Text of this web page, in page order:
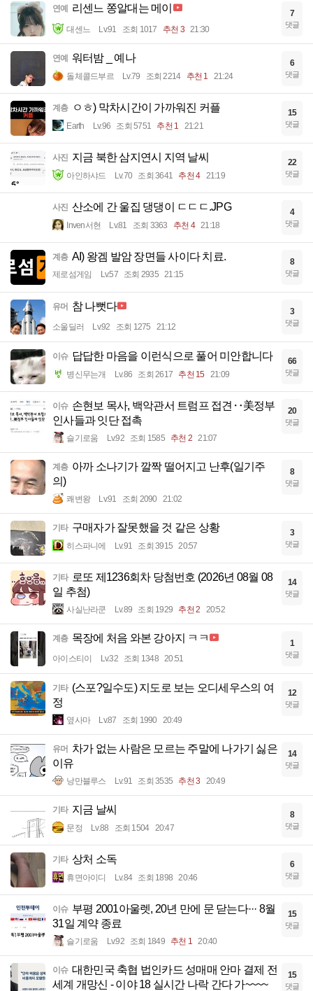
연예 리센느 쫑알대는 메이
대센느 Lv.91 조회 1017 추천 3 21:30
7
댓글
연예 워터밤 _ 예나
돌체콜드부르 Lv.79 조회 2214 추천 1 21:24
6
댓글
계층 ㅇㅎ) 막차시간이 가까워진 커플
Earth Lv.96 조회 5751 추천 1 21:21
15
댓글
사진 지금 북한 삼지연시 지역 날씨
아인하샤드 Lv.70 조회 3641 추천 4 21:19
22
댓글
사진 산소에 간 울집 댕댕이 ㄷㄷㄷ.JPG
Inven서현 Lv.81 조회 3363 추천 4 21:18
4
댓글
계층 AI) 왕겜 발암 장면들 사이다 치료.
제로섬게임 Lv.57 조회 2935 21:15
8
댓글
유머 참 나뻣다
소울딜러 Lv.92 조회 1275 21:12
3
댓글
이슈 답답한 마음을 이런식으로 풀어 미안합니다
병신무는개 Lv.86 조회 2617 추천 15 21:09
66
댓글
이슈 손현보 목사, 백악관서 트럼프 접견‥美정부
인사들과 잇단 접촉
슬기로움 Lv.92 조회 1585 추천 2 21:07
20
댓글
계층 아까 소나기가 깔짝 떨어지고 난후(일기주
의)
쾌변왕 Lv.91 조회 2090 21:02
8
댓글
기타 구매자가 잘못했을 것 같은 상황
히스파니에 Lv.91 조회 3915 20:57
3
댓글
기타 로또 제1236회차 당첨번호 (2026년 08월 08
일 추첨)
사실난라쿤 Lv.89 조회 1929 추천 2 20:52
14
댓글
계층 목장에 처음 와본 강아지 ㅋㅋ
아이스티이 Lv.32 조회 1348 20:51
1
댓글
기타 (스포?일수도) 지도로 보는 오디세우스의 여
정
옆사마 Lv.87 조회 1990 20:49
12
댓글
유머 차가 없는 사람은 모르는 주말에 나가기 싫은
이유
낭만블루스 Lv.91 조회 3535 추천 3 20:49
14
댓글
기타 지금 날씨
문정 Lv.88 조회 1504 20:47
8
댓글
기타 상처 소독
휴면아이디 Lv.84 조회 1898 20:46
6
댓글
이슈 부평 2001아울렛, 20년 만에 문 닫는다··· 8월
31일 계약 종료
슬기로움 Lv.92 조회 1849 추천 1 20:40
15
댓글
이슈 대한민국 축협 법인카드 성매매 안마 결제 전
세계 개망신 - 이야 18 실시간 나락 간다 가~~~~
15
댓글